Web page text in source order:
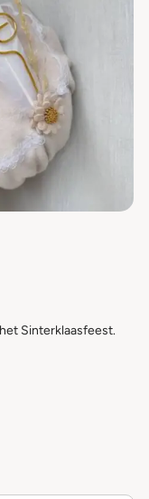
Sinterklaasfeest.